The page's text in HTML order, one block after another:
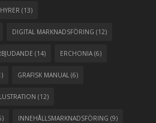
(13)
DIGITAL MARKNADSFÖRING (12)
(14) ERCHONIA (6)
GRAFISK MANUAL (6)
(12)
INNEHÅLLSMARKNADSFÖRING (9)